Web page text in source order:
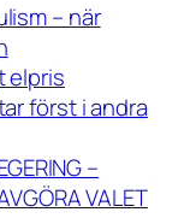
– när
elpris
först i andra
–
VALET